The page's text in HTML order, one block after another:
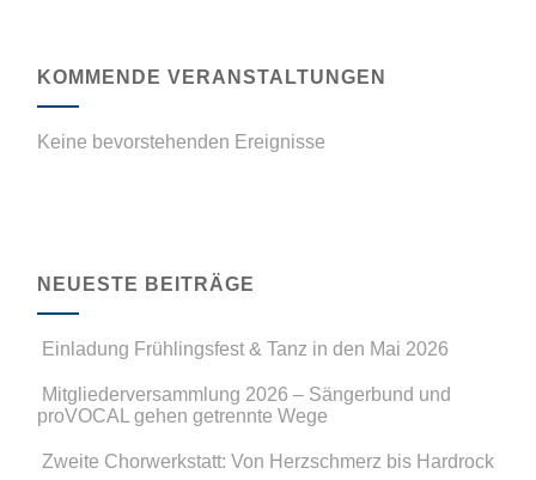
KOMMENDE VERANSTALTUNGEN
Keine bevorstehenden Ereignisse
NEUESTE BEITRÄGE
Einladung Frühlingsfest & Tanz in den Mai 2026
Mitgliederversammlung 2026 – Sängerbund und
proVOCAL gehen getrennte Wege
Zweite Chorwerkstatt: Von Herzschmerz bis Hardrock